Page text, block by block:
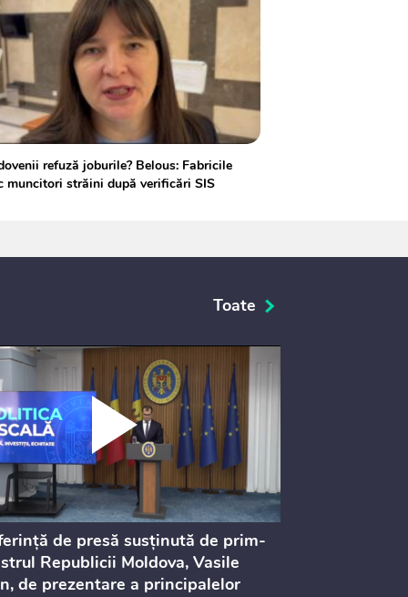
refuză joburile? Belous: Fabricile
muncitori străini după verificări SIS
Toate
de presă susținută de prim-
Republicii Moldova, Vasile
de prezentare a principalelor